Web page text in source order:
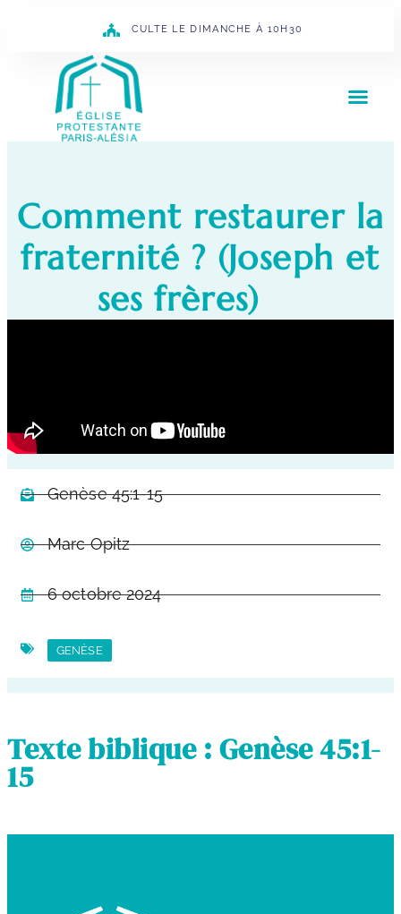
CULTE LE DIMANCHE À 10H30
Comment restaurer la
fraternité ? (Joseph et
ses frères)
Genèse 45:1-15
Marc Opitz
6 octobre 2024
GENÈSE
Texte biblique : Genèse 45:1-
15